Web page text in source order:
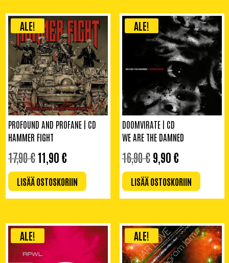
ALE!
PROFOUND AND PROFANE | CD
HAMMER FIGHT
17,90€ALKUPERÄINEN
HINTA
OLI:
17,90 €.
11,90 €
ON:
11,90 €.
LISÄÄ OSTOSKORIIN
ALE!
DOOMVIRATE | CD
WE ARE THE DAMNED
16,90€ ALKUPERÄINEN
HINTA
OLI:
16,90 €.
9,90 €NYKYINEN
HINTA
ON:
9,90 €.
LISÄÄ OSTOSKORIIN
ALE! ALE!